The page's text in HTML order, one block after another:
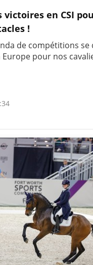
victoires en CSI
!
de compétitions
pour nos